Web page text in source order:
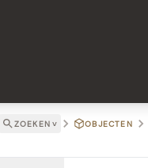
ZOEKEN ˅ OBJECTEN